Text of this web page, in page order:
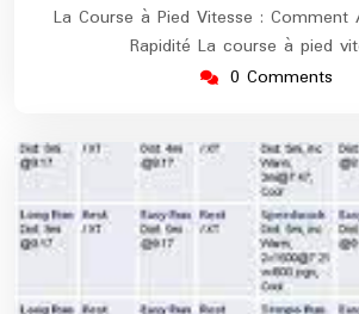
La Course à Pied Vitesse : Comment
Rapidité La course à pied
0 Comments